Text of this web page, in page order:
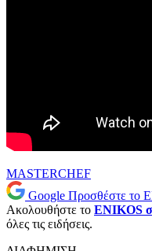
MASTERCHEF
Google Προσθέστε το
Ακολουθήστε το ENIKOS
όλες τις ειδήσεις.